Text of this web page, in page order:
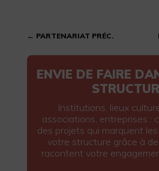
← PARTENARIAT PRÉC.
ENVIE DE FAIRE
Institutions, lieux
associations, entreprises :
des projets qui marquent
votre structure grâce à
racontent votre